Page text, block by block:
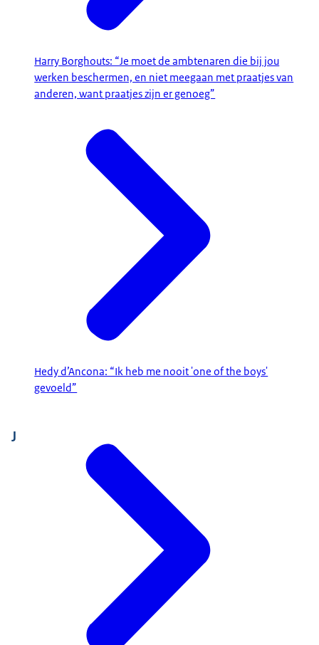
Harry Borghouts: “Je moet de ambtenaren die bij jou
werken beschermen, en niet meegaan met praatjes van
anderen, want praatjes zijn er genoeg”
Hedy d’Ancona: “Ik heb me nooit 'one of the boys'
gevoeld”
J